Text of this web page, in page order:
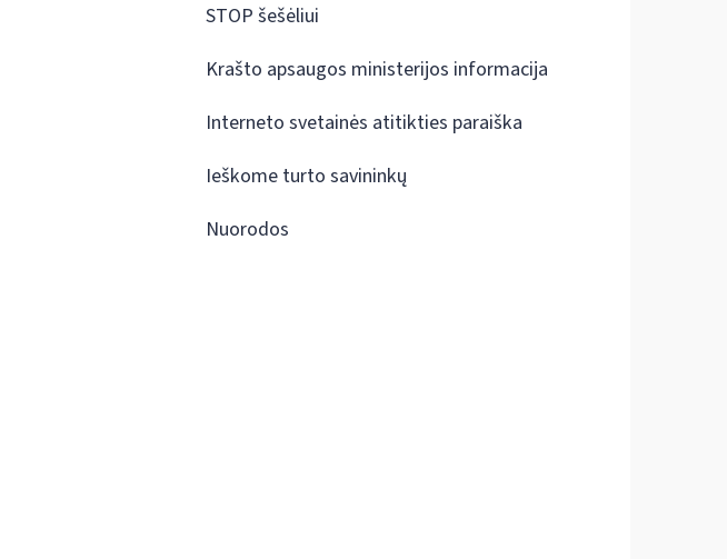
STOP šešėliui
Krašto apsaugos ministerijos informacija
Interneto svetainės atitikties paraiška
Ieškome turto savininkų
Nuorodos